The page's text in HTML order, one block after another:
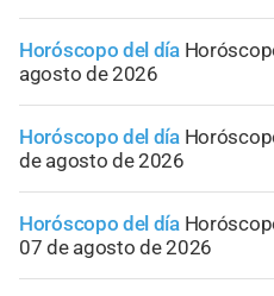
Horóscopo del día
agosto de 2026
Horóscopo del día
de agosto de 2026
Horóscopo del día
07 de agosto de 2026